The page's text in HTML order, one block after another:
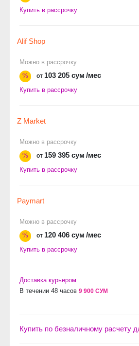
Купить в рассрочку
Alif Shop
Можно в рассрочку
%
от 103 205 сум /мес
Купить в рассрочку
Z Market
Можно в рассрочку
%
от 159 395 сум /мес
Купить в рассрочку
Paymart
Можно в рассрочку
%
от 120 406 сум /мес
Купить в рассрочку
Доставка курьером
В течении 48 часов 9 900 СУМ
Купить по безналичному расчету